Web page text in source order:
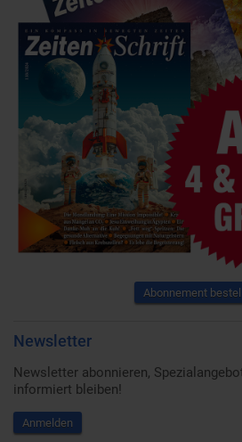
Abonnement
Newsletter
Newsletter abonnieren,
informiert bleiben!
Anmelden